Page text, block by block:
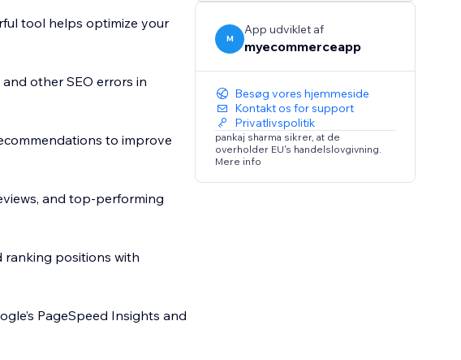
tool helps optimize your
other SEO errors in
to improve
and top-performing
ranking positions with
PageSpeed Insights and
M
App udviklet af
myecommerceapp
Besøg vores hjemmeside
Kontakt os for support
Privatlivspolitik
pankaj sharma sikrer, at de
overholder EU's handelslovgivning.
Mere info